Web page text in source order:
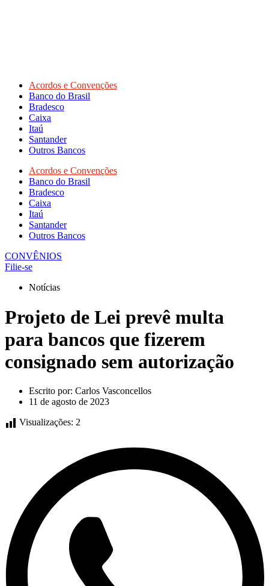
Acordos e Convenções
Banco do Brasil
Bradesco
Caixa
Itaú
Santander
Outros Bancos
Acordos e Convenções
Banco do Brasil
Bradesco
Caixa
Itaú
Santander
Outros Bancos
CONVÊNIOS
Filie-se
Notícias
Projeto de Lei prevê multa
para bancos que fizerem
consignado sem autorização
Escrito por: Carlos Vasconcellos
11 de agosto de 2023
Visualizações: 2